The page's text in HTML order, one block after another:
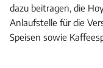
dazu beitragen, die
Anlaufstelle für die
Speisen sowie